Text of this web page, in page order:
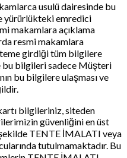
usulü dairesinde bu
yürürlükteki emredici
makamlara açıklama
resmi makamlara
girdiği tüm bilgilere
bilgileri sadece Müşteri
bu bilgilere ulaşması ve
bilgileriniz, siteden
güvenliğini en üst
TENTE İMALATI veya
tutulmamaktadır. Bu